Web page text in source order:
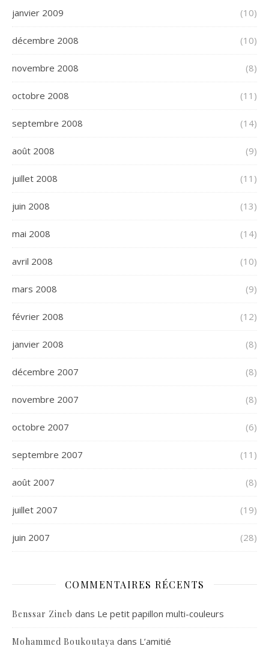
janvier 2009 (10)
décembre 2008 (10)
novembre 2008 (8)
octobre 2008 (11)
septembre 2008 (14)
août 2008 (9)
juillet 2008 (11)
juin 2008 (13)
mai 2008 (14)
avril 2008 (10)
mars 2008 (9)
février 2008 (12)
janvier 2008 (8)
décembre 2007 (8)
novembre 2007 (8)
octobre 2007 (6)
septembre 2007 (11)
août 2007 (8)
juillet 2007 (19)
juin 2007 (28)
COMMENTAIRES RÉCENTS
Benssar Zineb dans Le petit papillon multi-couleurs
Mohammed Boukoutaya dans L’amitié